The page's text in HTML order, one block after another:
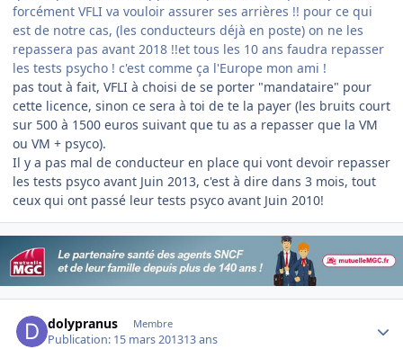
forcément VFLI va vouloir assurer ses arrières !! pour ce qui
est de notre cas, (les conducteurs déjà en poste) on ne les
repassera pas avant 2018 !!et tous les 10 ans faudra repasser
les tests psycho ! c'est comme ça l'Europe mon ami !
pas tout à fait, VFLI à choisi de se porter "mandataire" pour
cette licence, sinon ce sera à toi de te la payer (les bruits court
sur 500 à 1500 euros suivant que tu as a repasser que la VM
ou VM + psyco).
Il y a pas mal de conducteur en place qui vont devoir repasser
les tests psyco avant Juin 2013, c'est à dire dans 3 mois, tout
ceux qui ont passé leur tests psyco avant Juin 2010!
dolypranus Membre
Publication: 15 mars 201313 ans